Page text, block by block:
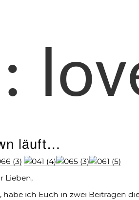
läuft…
Lieben,
ich Euch in zwei Beiträgen